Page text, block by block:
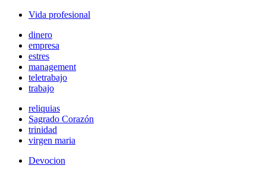
Vida profesional
dinero
empresa
estres
management
teletrabajo
trabajo
reliquias
Sagrado Corazón
trinidad
virgen maria
Devocion